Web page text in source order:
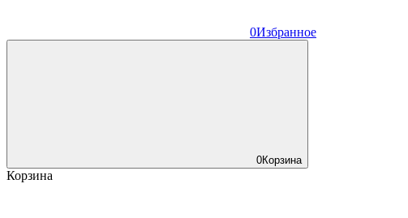
0Избранное
0Корзина
Корзина